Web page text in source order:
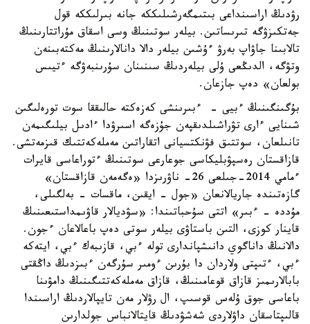
رۋدىڭ اراسىنداعى بىتىمگەرشىلىككە جانە بىرلىككە قول
جەتكىزۋگە تىرىساتىن. بيلەر سوتىنىڭ وسى اسقاق مۇراتتارىنىڭ
تالابىنا جاۋاپ بەرۋ ءۇشىن بيلەر دالا دانالارىنىڭ مەكتەبىنەن
وتۋگە، الدىڭعى ۇلى بيلەردىڭ سىنىنان سۇرىنبەۋگە ءتيىس
بولعان» دەپ جازعان.
بۇگىنگىنىڭ ءبيى - ءبىرىنشى كەزەكتە حالىققا سوت تورەلىگىن
شىنايى ءارى تۋراشىلدىقپەن جۇزەگە اسىرۋدا ءادىل بيلىگىمەن
تانىلعان، سوتتىق فۋنكتسيانى اتقاراتىن مەملەكەتتىك قىزمەتشى.
قازاقستان رەسپۋبليكاسى جوعارعى سوتىنىڭ ءتوراعاسى قايرات
ءمامي 2014-جىلعى 26- ناۋرىزدا «ەگەمەن قازاقستان»
گازەتىندە جاريالانعان «جول - ايقىن، ماقسات - بەلگىلى،
مۇددە - ءبىر» اتتى سۇحباتىندا: «سۋديالار قاۋىمداستىعىنىڭ
قاينار كوزى، التىن باستاۋى بيلەر سوتى دەپ باعالاعان ءجون.
دالانىڭ داناگوي دانىشپاندارى تولە ءبي، قازىبەك ءبي، ايتەكە
ءبي، ءتىپتى ولاردان دا بۇرىن ءومىر سۇرگەن ءبىزدىڭ داڭقتى
بابالارىمىز قازاق قوعامىنىڭ، قازاق مەملەكەتتىگىنىڭ دامۋىنا
باعاسى جوق ۇلەس قوسىپ، ال رۋلار مەن تايپالاردىڭ اراسىندا
قالىپتاسقان داۋلاردى شەشۋدىڭ قايتالانباس جولدارىن